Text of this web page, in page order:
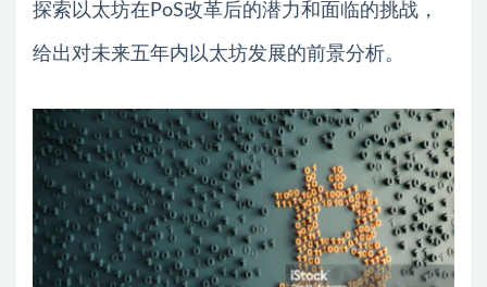
探索以太坊在PoS改革后的潜力和面临的挑战，
给出对未来五年内以太坊发展的前景分析。